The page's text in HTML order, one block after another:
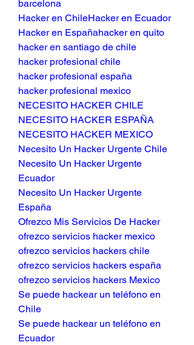
barcelona
Hacker en ChileHacker en Ecuador
Hacker en Españahacker en quito
hacker en santiago de chile
hacker profesional chile
hacker profesional españa
hacker profesional mexico
NECESITO HACKER CHILE
NECESITO HACKER ESPAÑA
NECESITO HACKER MEXICO
Necesito Un Hacker Urgente Chile
Necesito Un Hacker Urgente
Ecuador
Necesito Un Hacker Urgente
España
Ofrezco Mis Servicios De Hacker
ofrezco servicios hacker mexico
ofrezco servicios hackers chile
ofrezco servicios hackers españa
ofrezco servicios hackers Mexico
Se puede hackear un teléfono en
Chile
Se puede hackear un teléfono en
Ecuador